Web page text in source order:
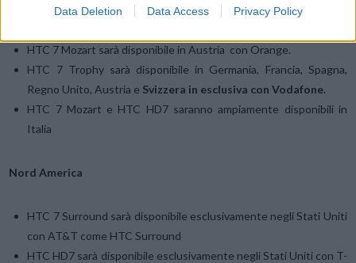
Data Deletion Data Access Privacy Policy
HTC 7 Mozart sarà disponibile in Austria con Deutsche Telekom
HTC 7 Mozart sarà disponibile in Austria con Orange.
HTC 7 Trophy sarà disponibile in Germania, Francia, Spagna,
Regno Unito, Austria e Svizzera in esclusiva con Vodafone.
HTC 7 Mozart e HTC HD7 saranno ampiamente disponibili in
Italia
Nord America
HTC 7 Surround sarà disponibile esclusivamente negli Stati Uniti
con AT&T come HTC Surround
HTC HD7 sarà disponibile esclusivamente negli Stati Uniti con T-